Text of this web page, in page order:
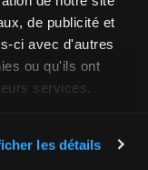
de publicité et
ci avec d'autres
ou qu'ils ont
services.
les détails